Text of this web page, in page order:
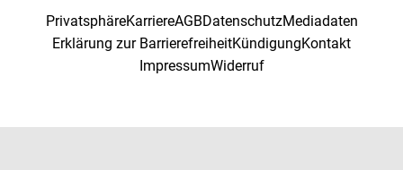
PrivatsphäreKarriereAGBDatenschutzMediadaten
Erklärung zur BarrierefreiheitKündigungKontakt
ImpressumWiderruf